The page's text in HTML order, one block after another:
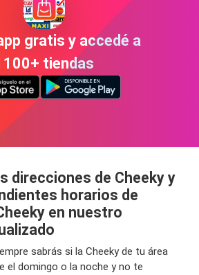
gratis y accedé a
tiendas
direcciones de Cheeky y
horarios de
en nuestro
sabrás si la Cheeky de tu área
el domingo o la noche y no te